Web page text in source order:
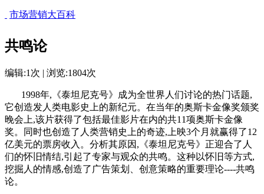
市场营销大百科
共鸣论
编辑:1次 | 浏览:1804次
1998年,《泰坦尼克号》成为全世界人们讨论的热门话题,
它创造发人类电影史上的新纪元。在当年的奥斯卡金像奖颁奖
晚会上,该片获得了包括最佳影片在内的共11项奥斯卡金像
奖。同时也创造了人类营销史上的奇迹,上映3个月就赢得了12
亿美元的票房收入。分析其原因,《泰坦尼克号》正迎合了人
们的怀旧情结,引起了专家与观众的共鸣。这种以怀旧等方式,
挖掘人的情感,创造了广告策划、创意策略的重要理论----共鸣
论。